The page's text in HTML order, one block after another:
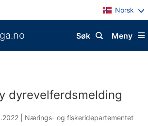
Norsk
Meny
Søk
dyrevelferdsmelding
Nærings- og fiskeridepartementet